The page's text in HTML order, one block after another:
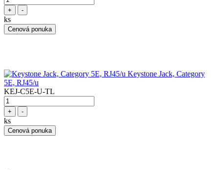
+ -
ks
Cenová ponuka
Keystone Jack, Category
5E, RJ45/u
KEJ-C5E-U-TL
+ -
ks
Cenová ponuka